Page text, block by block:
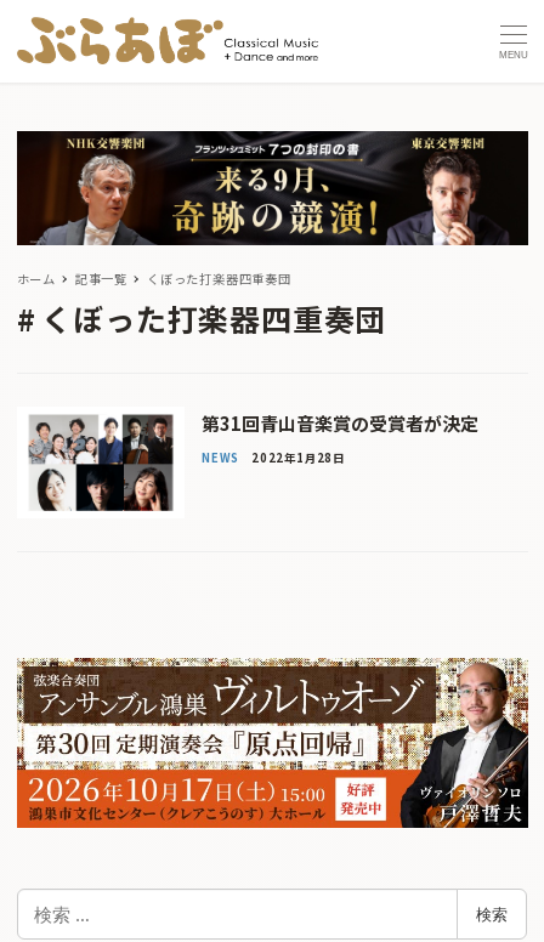
MENU
ホーム 記事一覧 くぼった打楽器四重奏団
くぼった打楽器四重奏団
第31回青山音楽賞の受賞者が決定
NEWS 2022年1月28日
検
索
検索